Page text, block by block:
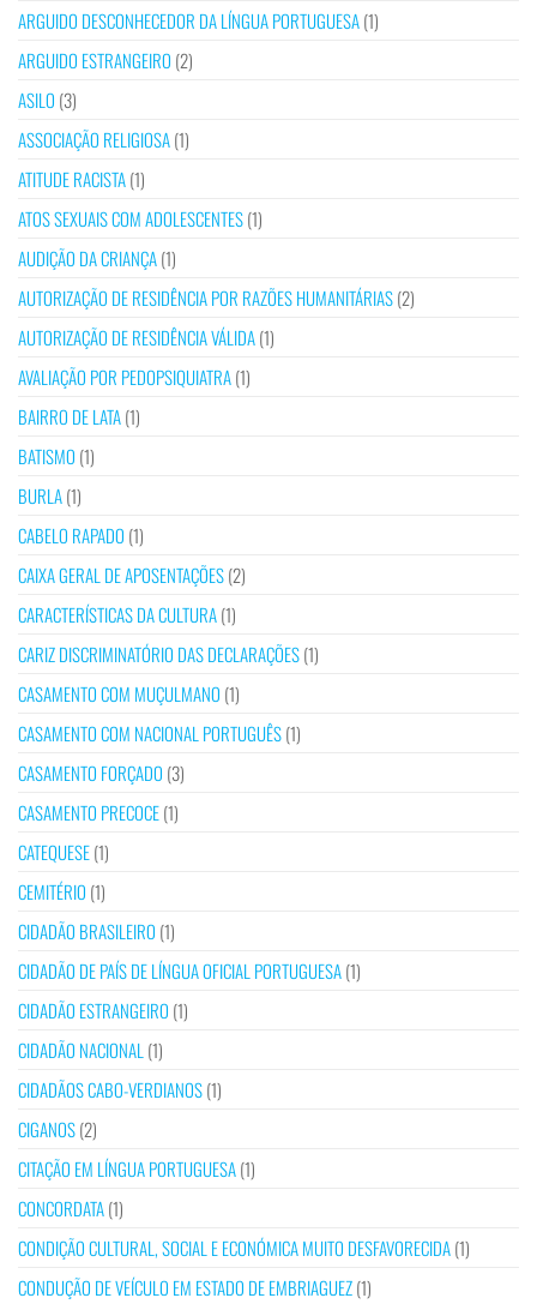
ARGUIDO DESCONHECEDOR DA LÍNGUA PORTUGUESA(1)
ARGUIDO ESTRANGEIRO (2)
ASILO (3)
ASSOCIAÇÃO RELIGIOSA(1)
ATITUDE RACISTA(1)
ATOS SEXUAIS COM ADOLESCENTES(1)
AUDIÇÃO DA CRIANÇA(1)
AUTORIZAÇÃO DE RESIDÊNCIA POR RAZÕES HUMANITÁRIAS(2)
AUTORIZAÇÃO DE RESIDÊNCIA VÁLIDA(1)
AVALIAÇÃO POR PEDOPSIQUIATRA(1)
BAIRRO DE LATA(1)
BATISMO (1)
BURLA(1)
CABELO RAPADO (1)
CAIXA GERAL DE APOSENTAÇÕES(2)
CARACTERÍSTICAS DA CULTURA(1)
CARIZ DISCRIMINATÓRIO DAS DECLARAÇÕES(1)
CASAMENTO COM MUÇULMANO (1)
CASAMENTO COM NACIONAL PORTUGUÊS(1)
CASAMENTO FORÇADO (3)
CASAMENTO PRECOCE(1)
CATEQUESE(1)
CEMITÉRIO (1)
CIDADÃO BRASILEIRO (1)
CIDADÃO DE PAÍS DE LÍNGUA OFICIAL PORTUGUESA(1)
CIDADÃO ESTRANGEIRO (1)
CIDADÃO NACIONAL (1)
CIDADÃOS CABO-VERDIANOS(1)
CIGANOS(2)
CITAÇÃO EM LÍNGUA PORTUGUESA(1)
CONCORDATA(1)
CONDIÇÃO CULTURAL, SOCIAL E ECONÓMICA MUITO DESFAVORECIDA(1)
CONDUÇÃO DE VEÍCULO EM ESTADO DE EMBRIAGUEZ(1)